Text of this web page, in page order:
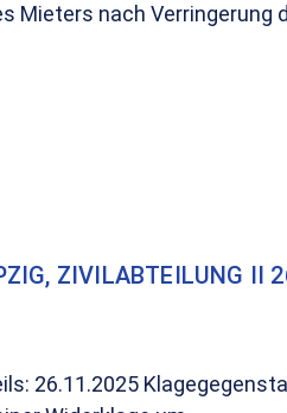
Mieters nach Verringerung
ZIVILABTEILUNG II
26.11.2025